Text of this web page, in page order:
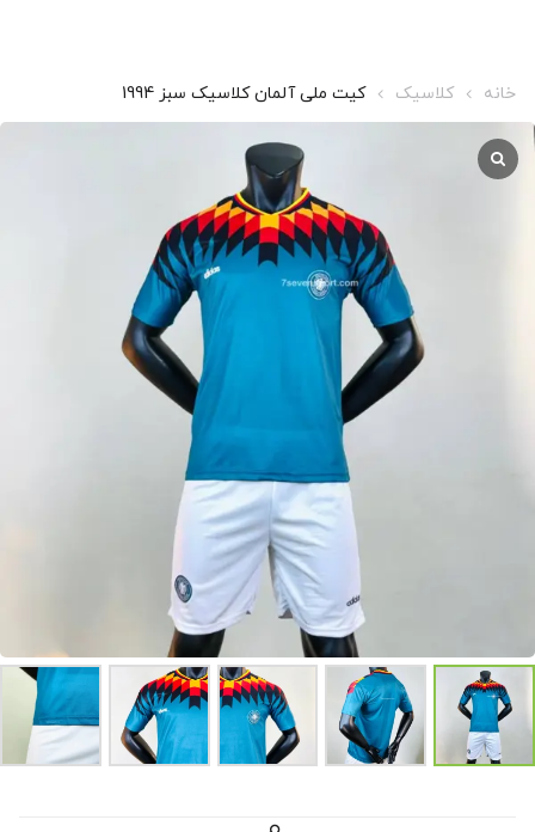
خانه کلاسیک کیت ملی آلمان کلاسیک سبز 1994